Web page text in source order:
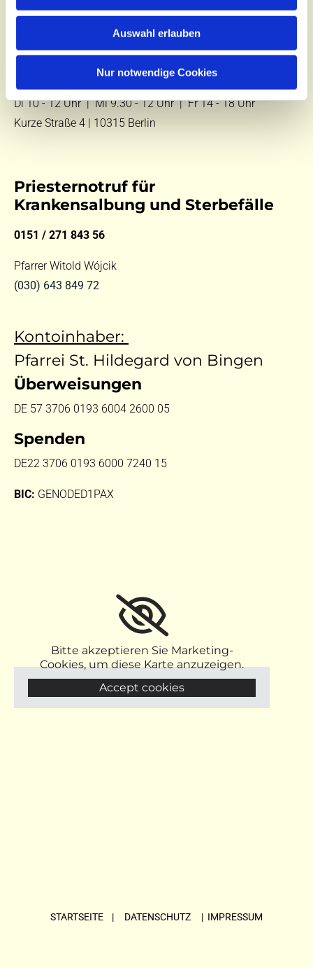
Auswahl erlauben
Nur notwendige Cookies
Tel.:
E-Mail:kontakt@st-hildegard-von-bingen.de
Di 10 - 12 Uhr |Mi 9.30 - 12 Uhr |Fr 14 - 18 Uhr
Kurze Straße 4 | 10315 Berlin
Priesternotruf für
Krankensalbung und Sterbefälle
0151 / 271 843 56
Pfarrer Witold Wójcik
(030) 643 849 72
Kontoinhaber:
Pfarrei St. Hildegard von Bingen
Überweisungen
DE 57 3706 0193 6004 2600 05
Spenden
DE22 3706 0193 6000 7240 15
BIC: GENODED1PAX
Bitte akzeptieren Sie Marketing-
Cookies, um diese Karte anzuzeigen.
Accept cookies
STARTSEITE | DATENSCHUTZ | IMPRESSUM